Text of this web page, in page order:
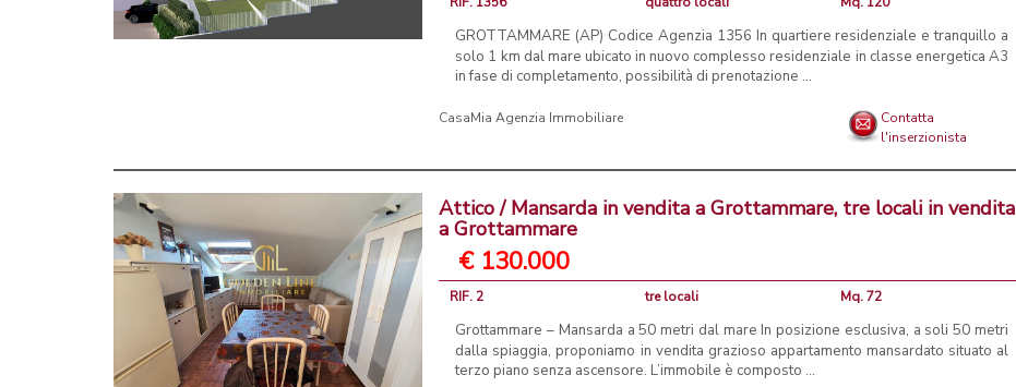
GROTTAMMARE (AP) Codice Agenzia 1356 In quartiere residenziale e tranquillo a
solo 1 km dal mare ubicato in nuovo complesso residenziale in classe energetica A3
in fase di completamento, possibilità di prenotazione ...
CasaMia Agenzia Immobiliare
Contatta
l'inserzionista
Attico / Mansarda in vendita a Grottammare, tre locali in vendita
a Grottammare
€ 130.000
RIF. 2 tre locali Mq. 72
Grottammare – Mansarda a 50 metri dal mare In posizione esclusiva, a soli 50 metri
dalla spiaggia, proponiamo in vendita grazioso appartamento mansardato situato al
terzo piano senza ascensore. L’immobile è composto ...